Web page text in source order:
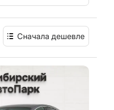
Сначала дешевле